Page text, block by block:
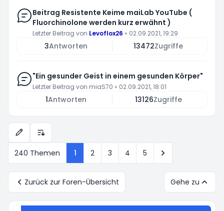
Beitrag Resistente Keime maiLab YouTube (
Fluorchinolone werden kurz erwähnt )
Letzter Beitrag von Levoflox26 » 02.09.2021, 19:29
3Antworten 13472Zugriffe
"Ein gesunder Geist in einem gesunden Körper"
Letzter Beitrag von miaS70 » 02.09.2021, 18:01
1Antworten 13126Zugriffe
Anzeige- und Sortierungs-Einstellungen
240 Themen
1 2 3 4 5
Zurück zur Foren-Übersicht Gehe zu